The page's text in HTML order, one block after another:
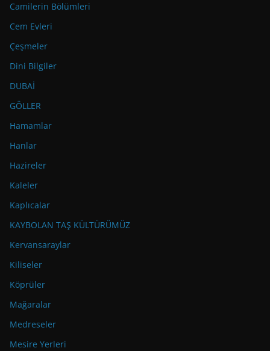
Camilerin Bölümleri
Cem Evleri
Çeşmeler
Dini Bilgiler
DUBAİ
GÖLLER
Hamamlar
Hanlar
Hazireler
Kaleler
Kaplıcalar
KAYBOLAN TAŞ KÜLTÜRÜMÜZ
Kervansaraylar
Kiliseler
Köprüler
Mağaralar
Medreseler
Mesire Yerleri